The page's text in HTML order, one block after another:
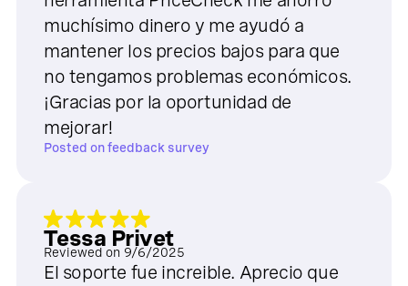
muchísimo dinero y me ayudó a
mantener los precios bajos para que
no tengamos problemas económicos.
¡Gracias por la oportunidad de
mejorar!
Posted onfeedback survey
Tessa Privet
Reviewed on 9/6/2025
El soporte fue increible. Aprecio que